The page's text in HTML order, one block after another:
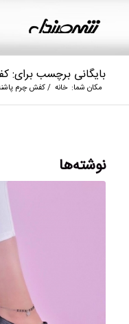
بایگانی برچسب برای:
مکان شما: خانه /کفش چرم پاشنه
نوشته‌ها